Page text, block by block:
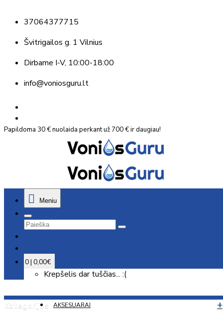
37064377715
Švitrigailos g. 1 Vilnius
Dirbame I-V, 10:00-18:00
info@voniosguru.lt
Papildoma 30 € nuolaida perkant už 700 € ir daugiau!
Meniu
0 | 0,00€
Krepšelis dar tuščias... :(
Kategorijos AKSESUARAI